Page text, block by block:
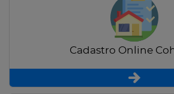
Cadastro Online